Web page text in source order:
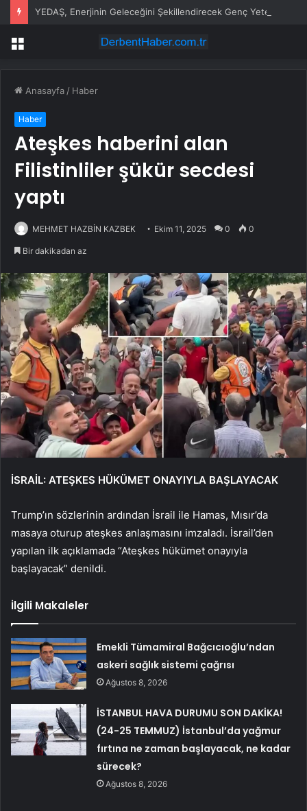
Menü
Anasayfa / Haber
Haber
Ateşkes haberini alan
Filistinliler şükür secdesi
yaptı
MEHMET HAZBİN KAZBEK Ekim 11, 2025 0 0
Bir dakikadan az
İSRAİL: ATEŞKES HÜKÜMET ONAYIYLA BAŞLAYACAK
Trump’ın sözlerinin ardından İsrail ile Hamas, Mısır’da
masaya oturup ateşkes anlaşmasını imzaladı. İsrail’den
yapılan ilk açıklamada “Ateşkes hükümet onayıyla
başlayacak” denildi.
İlgili Makaleler
Emekli Tümamiral Bağcıcıoğlu’ndan
askeri sağlık sistemi çağrısı
Ağustos 8, 2026
İSTANBUL HAVA DURUMU SON DAKİKA!
(24-25 TEMMUZ) İstanbul’da yağmur
fırtına ne zaman başlayacak, ne kadar
sürecek?
Ağustos 8, 2026